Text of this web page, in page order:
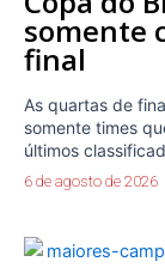
somente
final
As quartas de
somente times
últimos
6 de agosto de 2026